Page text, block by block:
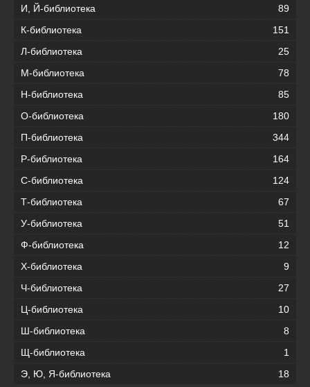
И, Й-библиотека
89
К-библиотека
151
Л-библиотека
25
М-библиотека
78
Н-библиотека
85
О-библиотека
180
П-библиотека
344
Р-библиотека
164
С-библиотека
124
Т-библиотека
67
У-библиотека
51
Ф-библиотека
12
Х-библиотека
9
Ч-библиотека
27
Ц-библиотека
10
Ш-библиотека
8
Щ-библиотека
1
Э, Ю, Я-библиотека
18